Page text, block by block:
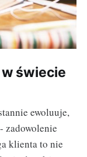
w świecie
ewoluuje,
zadowolenie
klienta to nie